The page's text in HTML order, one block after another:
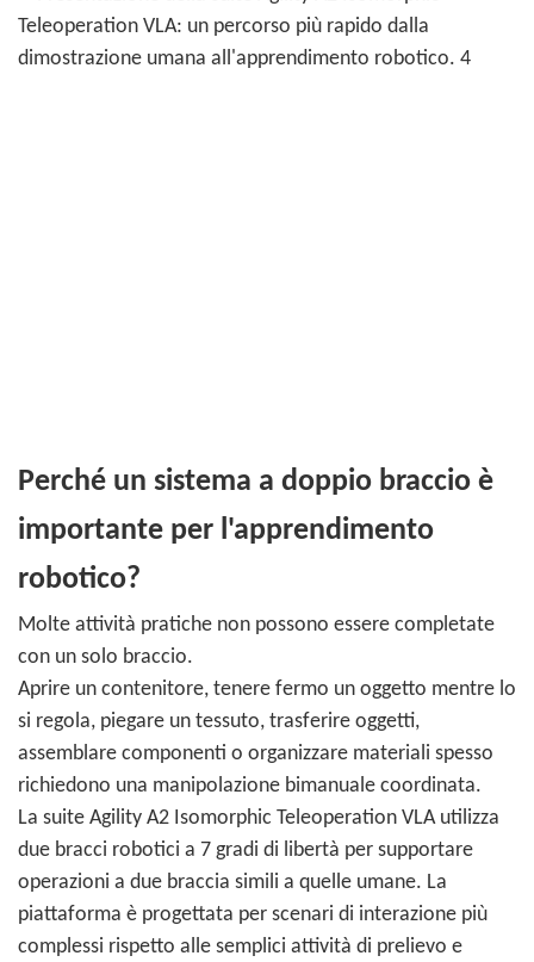
Perché un sistema a doppio braccio è
importante per l'apprendimento
robotico?
Molte attività pratiche non possono essere completate
con un solo braccio.
Aprire un contenitore, tenere fermo un oggetto mentre lo
si regola, piegare un tessuto, trasferire oggetti,
assemblare componenti o organizzare materiali spesso
richiedono una manipolazione bimanuale coordinata.
La suite Agility A2 Isomorphic Teleoperation VLA utilizza
due bracci robotici a 7 gradi di libertà per supportare
operazioni a due braccia simili a quelle umane. La
piattaforma è progettata per scenari di interazione più
complessi rispetto alle semplici attività di prelievo e